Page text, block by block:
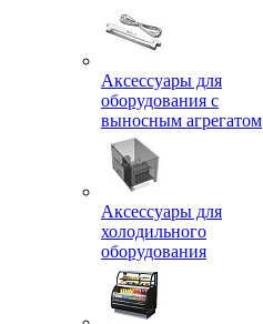
Аксессуары для
оборудования с
выносным агрегатом
Аксессуары для
холодильного
оборудования